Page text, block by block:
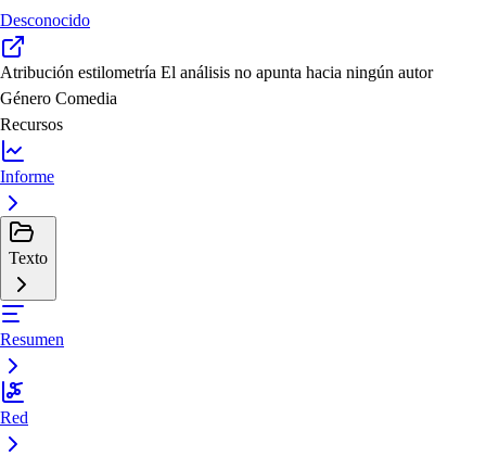
Desconocido
Atribución estilometría El análisis no apunta hacia ningún autor
Género Comedia
Recursos
Informe
Texto
Resumen
Red